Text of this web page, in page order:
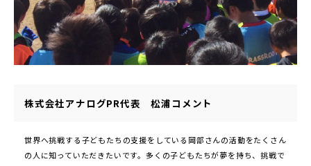
株式会社アナログPR代表 松浦コメント
世界へ挑戦する子どもたちの支援をしている岡部さんの活動をたくさん
の人に知っていただきたいです。多くの子どもたちが夢を持ち、挑戦で